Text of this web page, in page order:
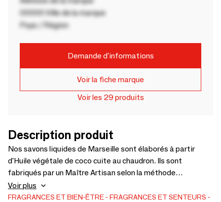
00000 Ville de la marque
Pays / Région
Demande d'informations
Voir la fiche marque
Voir les 29 produits
Description produit
Nos savons liquides de Marseille sont élaborés à partir
d'Huile végétale de coco cuite au chaudron. Ils sont
fabriqués par un Maître Artisan selon la méthode
traditionnelle de fabrication du Savon de Marseille. Il laisse
sur votre peau un délicat sillage suivant la fragrance choisie.
Voir plus
FRAGRANCES ET BIEN-ÊTRE
FRAGRANCES ET SENTEURS